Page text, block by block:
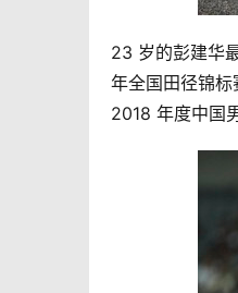
23 岁的彭建华
年全国田径锦
2018 年度中国